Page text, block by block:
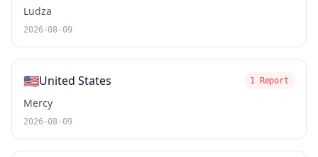
Ludza
2026-08-09
🇺🇸United States 1 Report
Mercy
2026-08-09